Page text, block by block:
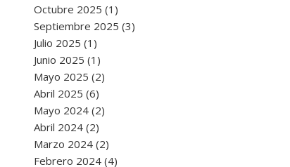
Octubre 2025 (1)
Septiembre 2025 (3)
Julio 2025 (1)
Junio 2025 (1)
Mayo 2025 (2)
Abril 2025 (6)
Mayo 2024 (2)
Abril 2024 (2)
Marzo 2024 (2)
Febrero 2024 (4)